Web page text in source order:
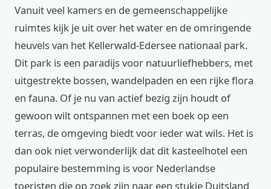
Vanuit veel kamers en de gemeenschappelijke
ruimtes kijk je uit over het water en de omringende
heuvels van het Kellerwald-Edersee nationaal park.
Dit park is een paradijs voor natuurliefhebbers, met
uitgestrekte bossen, wandelpaden en een rijke flora
en fauna. Of je nu van actief bezig zijn houdt of
gewoon wilt ontspannen met een boek op een
terras, de omgeving biedt voor ieder wat wils. Het is
dan ook niet verwonderlijk dat dit kasteelhotel een
populaire bestemming is voor Nederlandse
toeristen die op zoek zijn naar een stukje Duitsland